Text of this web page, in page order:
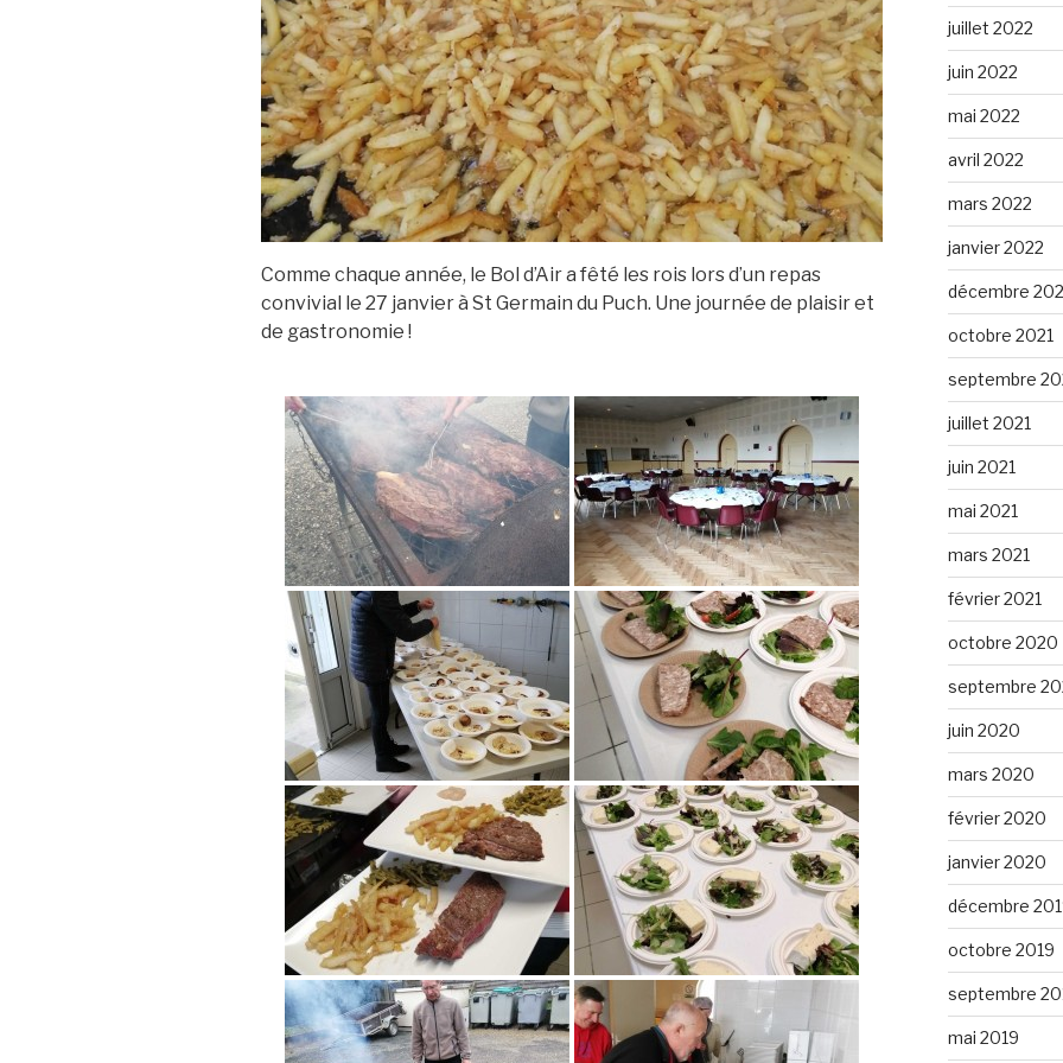
Comme chaque année, le Bol d’Air a fêté les rois lors d’un repas
convivial le 27 janvier à St Germain du Puch. Une journée de plaisir et
de gastronomie !
juillet 2022
juin 2022
mai 2022
avril 2022
mars 2022
janvier 2022
décembre
octobre 2021
septembre
juillet 2021
juin 2021
mai 2021
mars 2021
février 2021
octobre 2020
septembre
juin 2020
mars 2020
février 2020
janvier 2020
décembre
octobre 2019
septembre
mai 2019